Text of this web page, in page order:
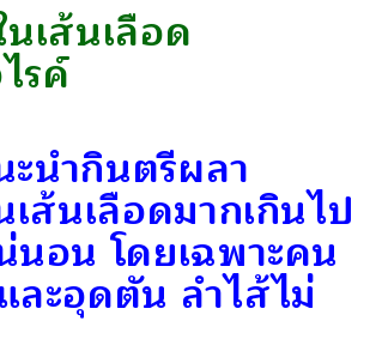
เส้นเลือด
รค์
นำกินตรีผลา
ส้นเลือดมากเกินไป
อน โดยเฉพาะคน
ะอุดตัน ลำไส้ไม่